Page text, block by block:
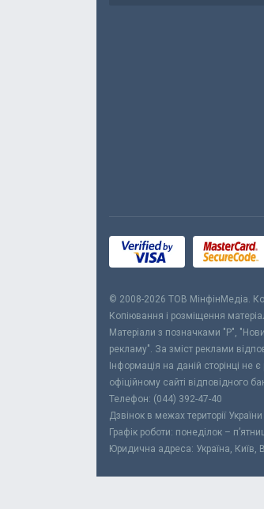
© 2008-2026 ТОВ МiнфiнМедiа.
Копіювання і розміщення
Матеріали з позначками "Р",
рекламу". За зміст реклами
Інформація на даній сторінці
офіційному сайті відповідного
Телефон: (044) 392-47-40
Дзвінок в межах території
Графік роботи: понеділок –
Юридична адреса: Україна, Київ,